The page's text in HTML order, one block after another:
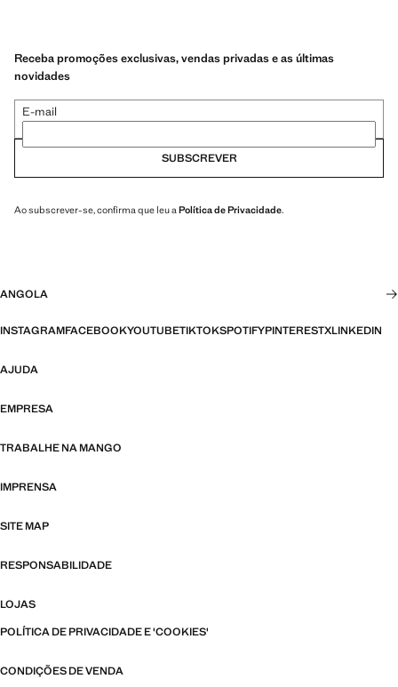
Receba promoções exclusivas, vendas privadas e as últimas
novidades
E-mail
SUBSCREVER
Ao subscrever-se, confirma que leu a Política de Privacidade.
ANGOLA
INSTAGRAMFACEBOOKYOUTUBETIKTOKSPOTIFYPINTERESTXLINKEDIN
AJUDA
EMPRESA
TRABALHE NA MANGO
IMPRENSA
SITE MAP
RESPONSABILIDADE
LOJAS
POLÍTICA DE PRIVACIDADE E 'COOKIES'
CONDIÇÕES DE VENDA